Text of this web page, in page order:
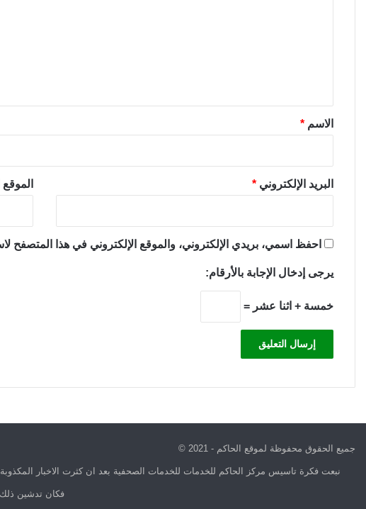
*الاسم *
البريد الإلكتروني *
احفظ اسمي، بريدي الإلكتروني، والموقع الإلكتروني في هذا المتصفح
يرجى إدخال الإجابة بالأرقام:
خمسة + اثنا عشر =
جميع الحقوق محفوظة لموقع الحاكم - 2021 ©
نبعت فكرة تاسيس مركز الحاكم للخدمات للخدمات الصحفية بعد ان كثرت الاخبار
فكان تدشين ذلك